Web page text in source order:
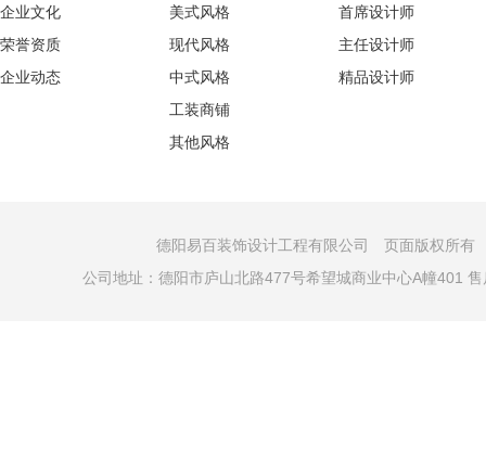
企业文化
荣誉资质
企业动态
美式风格
现代风格
中式风格
工装商铺
其他风格
首席设计师
主任设计师
精品设计师
德阳易百装饰设计工程有限公司 页面版权所
公司地址：德阳市庐山北路477号希望城商业中心A幢401